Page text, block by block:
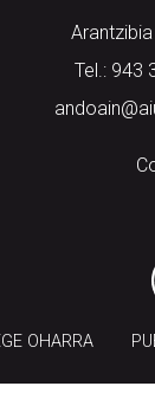
Tel.: 943
OHARRA